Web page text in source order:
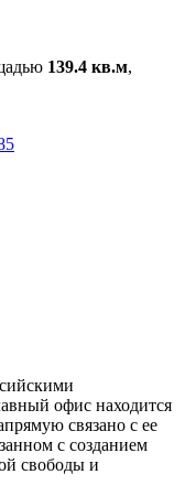
139.4 кв.м,
офис находится
связано с ее
с созданием
свободы и